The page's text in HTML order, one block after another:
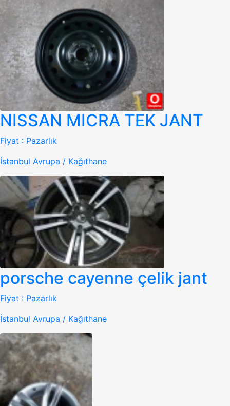
NISSAN MICRA TEK JANT
Fiyat : Pazarlık
İstanbul Avrupa / Kağıthane
porsche cayenne çelik jant
Fiyat : Pazarlık
İstanbul Avrupa / Kağıthane